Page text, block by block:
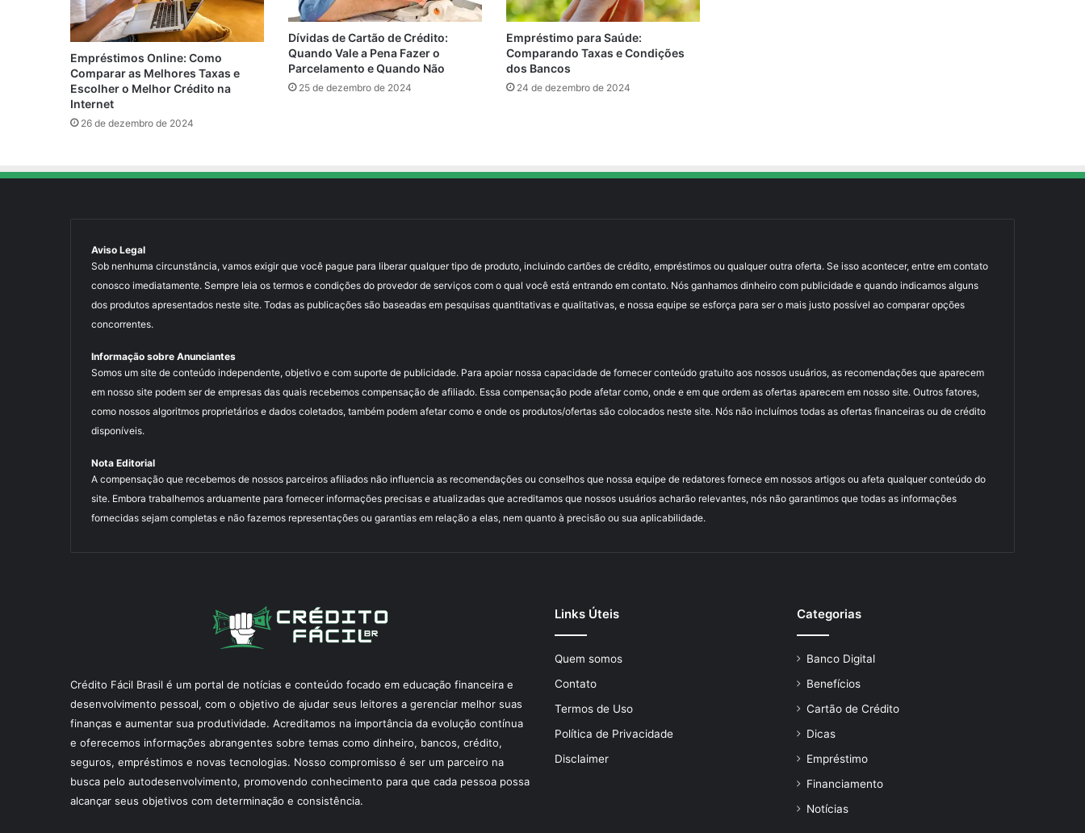
Empréstimos Online: Como
Comparar as Melhores Taxas e
Escolher o Melhor Crédito na
Internet
26 de dezembro de 2024
Dívidas de Cartão de Crédito:
Quando Vale a Pena Fazer o
Parcelamento e Quando Não
25 de dezembro de 2024
Empréstimo para Saúde:
Comparando Taxas e Condições
dos Bancos
24 de dezembro de 2024
Aviso Legal
Sob nenhuma circunstância, vamos exigir que você pague para liberar qualquer tipo de produto, incluindo cartões de crédito, empréstimos ou qualquer outra oferta. Se isso acontecer, entre em contato
conosco imediatamente. Sempre leia os termos e condições do provedor de serviços com o qual você está entrando em contato. Nós ganhamos dinheiro com publicidade e quando indicamos alguns
dos produtos apresentados neste site. Todas as publicações são baseadas em pesquisas quantitativas e qualitativas, e nossa equipe se esforça para ser o mais justo possível ao comparar opções
concorrentes.
Informação sobre Anunciantes
Somos um site de conteúdo independente, objetivo e com suporte de publicidade. Para apoiar nossa capacidade de fornecer conteúdo gratuito aos nossos usuários, as recomendações que aparecem
em nosso site podem ser de empresas das quais recebemos compensação de afiliado. Essa compensação pode afetar como, onde e em que ordem as ofertas aparecem em nosso site. Outros fatores,
como nossos algoritmos proprietários e dados coletados, também podem afetar como e onde os produtos/ofertas são colocados neste site. Nós não incluímos todas as ofertas financeiras ou de crédito
disponíveis.
Nota Editorial
A compensação que recebemos de nossos parceiros afiliados não influencia as recomendações ou conselhos que nossa equipe de redatores fornece em nossos artigos ou afeta qualquer conteúdo do
site. Embora trabalhemos arduamente para fornecer informações precisas e atualizadas que acreditamos que nossos usuários acharão relevantes, nós não garantimos que todas as informações
fornecidas sejam completas e não fazemos representações ou garantias em relação a elas, nem quanto à precisão ou sua aplicabilidade.
Crédito Fácil Brasil é um portal de notícias e conteúdo focado em educação financeira e
desenvolvimento pessoal, com o objetivo de ajudar seus leitores a gerenciar melhor suas
finanças e aumentar sua produtividade. Acreditamos na importância da evolução contínua
e oferecemos informações abrangentes sobre temas como dinheiro, bancos, crédito,
seguros, empréstimos e novas tecnologias. Nosso compromisso é ser um parceiro na
busca pelo autodesenvolvimento, promovendo conhecimento para que cada pessoa possa
alcançar seus objetivos com determinação e consistência.
Links Úteis
Quem somos
Contato
Termos de Uso
Política de Privacidade
Disclaimer
Categorias
Banco Digital
Benefícios
Cartão de Crédito
Dicas
Empréstimo
Financiamento
Notícias